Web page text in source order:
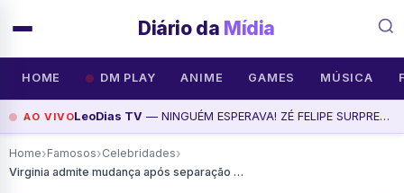
Diário da Mídia
HOME DM PLAY ANIME GAMES MÚSICA
AO VIVOLeoDias TV — NINGUÉM ESPERAVA! ZÉ FELIPE SURPREENDE AO MANDAR BEIJO PARA ANA CASTELA | Jornal dos Famosos, assista agora
Home›Famosos›Celebridades›
Virginia admite mudança após separação e diz: Ele é menino